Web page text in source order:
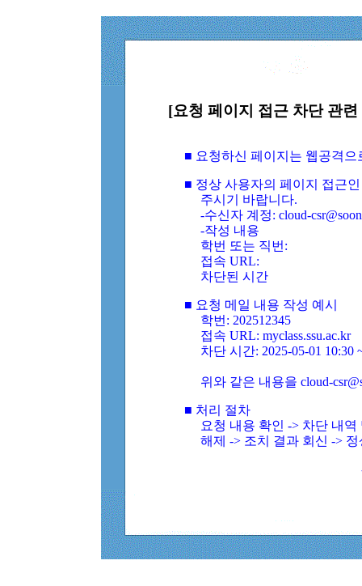
[요청 페이지 접근 차단 관
■ 요청하신 페이지는 웹공격
■ 정상 사용자의 페이지 접근
주시기 바랍니다.
-수신자 계정: cloud-
-작성 내용
학번 또는 직번:
접속 URL:
차단된 시간
■ 요청 메일 내용 작성 예시
학번: 202512345
접속 URL: myclass.ssu.ac.kr
차단 시간: 2025-05-01 10:30
위와 같은 내용을 cloud-
■ 처리 절차
요청 내용 확인 -> 차단 내
해제 -> 조치 결과 회신 ->